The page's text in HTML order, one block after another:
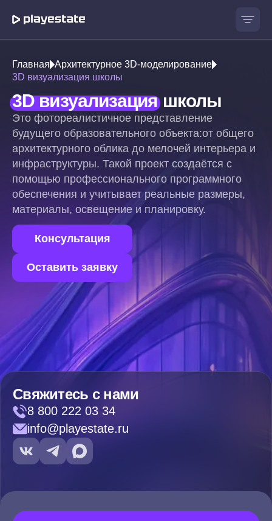
Главная Архитектурное 3D-моделирование
3D визуализация школы
3D визуализацияшколы
Это фотореалистичное представление
будущего образовательного объекта:от общего
архитектурного облика до мелочей интерьера и
инфраструктуры. Такой проект создаётся с
помощью профессионального программного
обеспечения и учитывает реальные размеры,
материалы, освещение и планировку.
Консультация
Оставить заявку
Свяжитесь с нами
8 800 222 03 34
info@playestate.ru